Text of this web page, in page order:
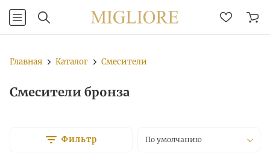
Главная Каталог Смесители
Смесители бронза
Фильтр По умолчанию